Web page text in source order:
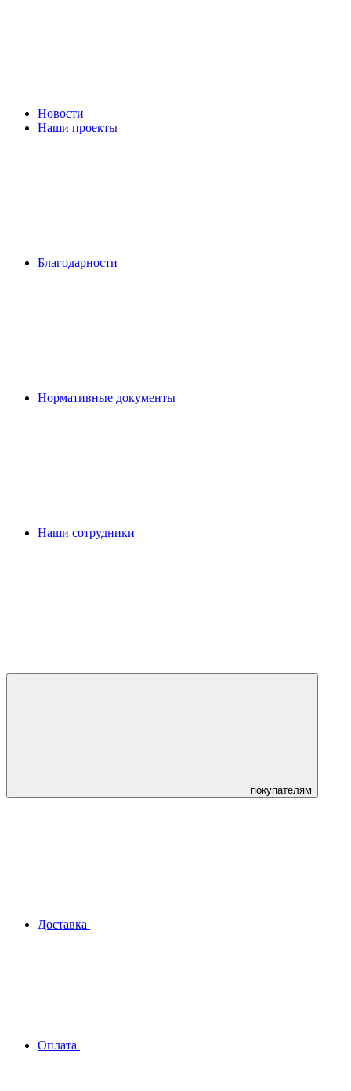
Новости
Наши проекты
Благодарности
Нормативные документы
Наши сотрудники
покупателям
Доставка
Оплата